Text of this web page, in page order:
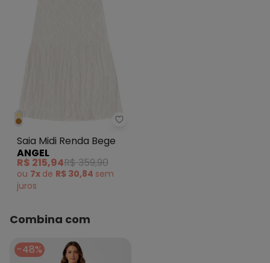
Angel - Saia Midi Renda Bege
Saia Midi Renda Bege
ANGEL
R$ 215,94R$ 359,90
ou 7x de R$ 30,84 sem
juros
Combina com
-48%